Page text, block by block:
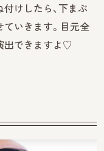
けしたら、下まぶ
いきます。目元全
出できますよ♡